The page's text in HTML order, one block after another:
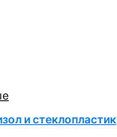
и стеклопластик